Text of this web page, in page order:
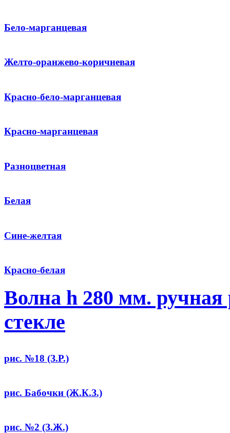
Бело-марганцевая
Желто-оранжево-коричневая
Красно-бело-марганцевая
Красно-марганцевая
Разноцветная
Белая
Cине-желтая
Красно-белая
Волна h 280 мм. ручная
стекле
рис. №18 (З.Р.)
рис. Бабочки (Ж.К.З.)
рис. №2 (З.Ж.)